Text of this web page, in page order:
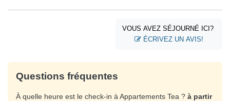
VOUS AVEZ SÉJOURNÉ ICI?
ÉCRIVEZ UN AVIS!
Questions fréquentes
À quelle heure est le check-in à Appartements Tea ? à partir